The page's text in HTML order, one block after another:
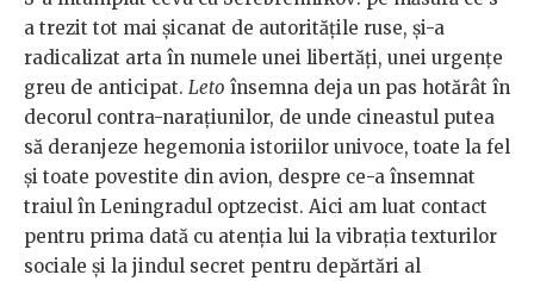
a trezit tot mai șicanat de autoritățile ruse, și-a
radicalizat arta în numele unei libertăți, unei urgențe
greu de anticipat. Leto însemna deja un pas hotărât în
decorul contra-narațiunilor, de unde cineastul putea
să deranjeze hegemonia istoriilor univoce, toate la fel
și toate povestite din avion, despre ce-a însemnat
traiul în Leningradul optzecist. Aici am luat contact
pentru prima dată cu atenția lui la vibrația texturilor
sociale și la jindul secret pentru depărtări al